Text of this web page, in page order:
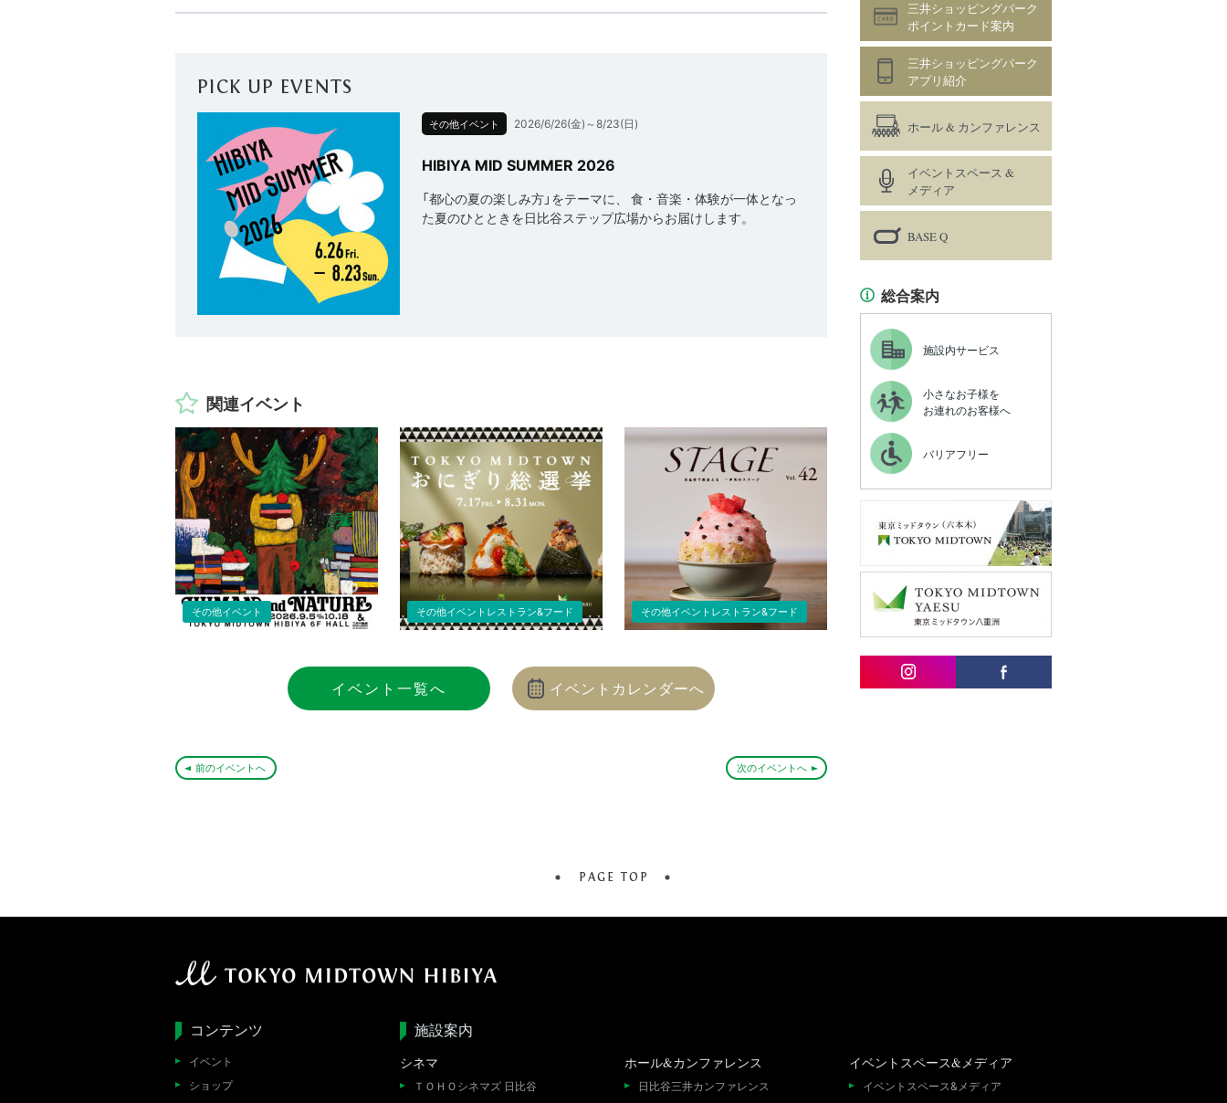
PICK UP EVENTS
その他イベント 2026/6/26(金)～8/23(日)
HIBIYA MID SUMMER 2026
「都心の夏の楽しみ方」をテーマに、 食・音楽・体験が一体となっ
た夏のひとときを日比谷ステップ広場からお届けします。
関連イベント
その他イベント その他イベントレストラン&フード その他イベントレストラン&フード
イベント一覧へ イベントカレンダーへ
前のイベントへ 次のイベントへ
三井ショッピングパーク
ポイントカード案内
三井ショッピングパーク
アプリ紹介
ホール & カンファレンス
イベントスペース &
メディア
BASE Q
総合案内
施設内サービス
小さなお子様を
お連れのお客様へ
バリアフリー
PAGE TOP
コンテンツ
イベント
ショップ
施設案内
シネマ
ＴＯＨＯシネマズ 日比谷
ホール&カンファレンス
日比谷三井カンファレンス
イベントスペース&メディア
イベントスペース&メディア